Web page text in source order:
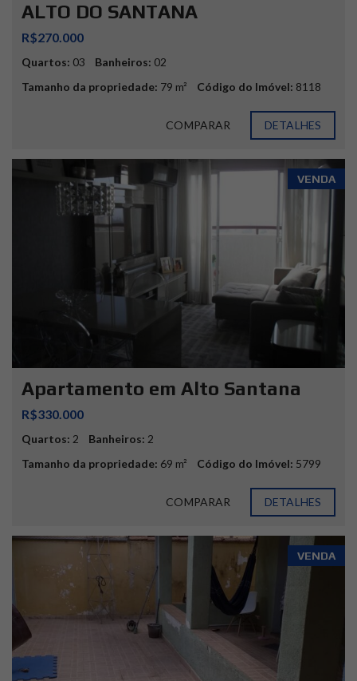
ALTO DO SANTANA
R$270.000
Quartos: 03 Banheiros: 02
Tamanho da propriedade: 79 m² Código do Imóvel: 8118
COMPARAR DETALHES
VENDA
Apartamento em Alto Santana
R$330.000
Quartos: 2 Banheiros: 2
Tamanho da propriedade: 69 m² Código do Imóvel: 5799
COMPARAR DETALHES
VENDA